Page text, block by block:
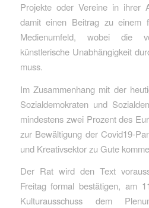
Projekte oder Vereine in ihrer
damit einen Beitrag zu einem
Medienumfeld, wobei die
künstlerische Unabhängigkeit
muss.
Im Zusammenhang mit der
Sozialdemokraten und
mindestens zwei Prozent des
zur Bewältigung der Covid19-
und Kreativsektor zu Gute
Der Rat wird den Text
Freitag formal bestätigen, am
Kulturausschuss dem